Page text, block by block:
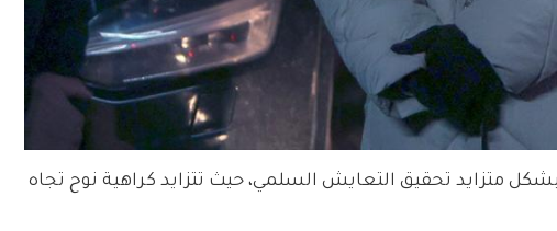
تحقيق التعايش السلمي، حيث تتزايد كراهية نوح تجاه